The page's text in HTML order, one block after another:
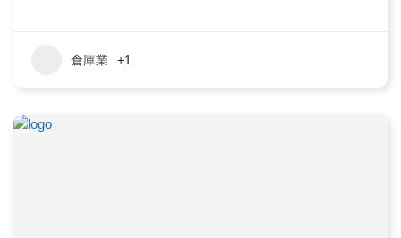
倉庫業 +1